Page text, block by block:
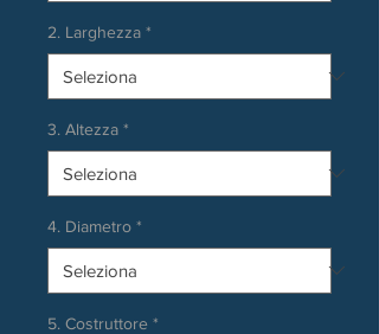
2. Larghezza *
3. Altezza *
4. Diametro *
5. Costruttore *